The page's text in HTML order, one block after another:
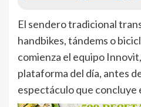
El sendero tradicional
handbikes, tándems o
comienza el equipo
plataforma del día, antes
espectáculo que concluye